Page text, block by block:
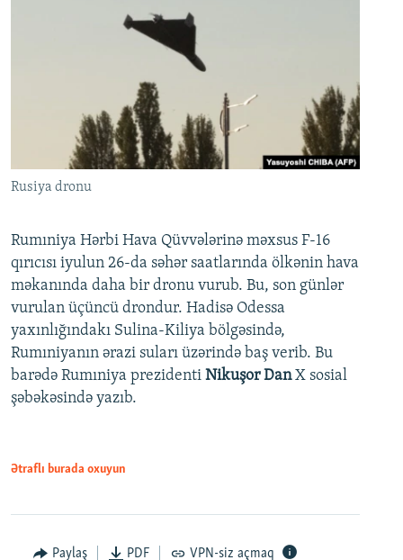
Rusiya dronu
Rumıniya Hərbi Hava Qüvvələrinə məxsus F-16
qırıcısı iyulun 26-da səhər saatlarında ölkənin hava
məkanında daha bir dronu vurub. Bu, son günlər
vurulan üçüncü drondur. Hadisə Odessa
yaxınlığındakı Sulina-Kiliya bölgəsində,
Rumıniyanın ərazi suları üzərində baş verib. Bu
barədə Rumıniya prezidenti Nikuşor DanX sosial
şəbəkəsində yazıb.
Ətraflı burada oxuyun
Paylaş PDF VPN-siz açmaq